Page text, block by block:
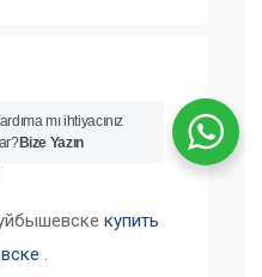
купить
.
mı ihtiyacınız
Bize Yazın